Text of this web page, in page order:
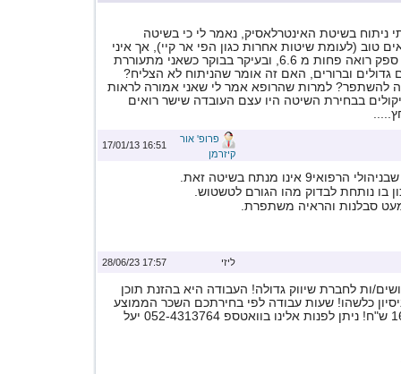
עשיתי ניתוח בשיטת האינטרלאסיק, נאמר לי כי בשיטה
טוב (לעומת שיטות אחרות כגון הפי אר קיי), אך איני
רואה טוב, אני ללא ספק רואה פחות מ 6.6, ובעיקר בבוקר כשאני מתעוררת
גדולים וברורים, האם זה אומר שהניתוח לא הצליח?
להשתפר? למרות שהרופא אמר לי שאני אמורה לראות
בבחירת השיטה היו עצם העובדה שישר רואים
16:51 17/01/13
פרופ' אור
קיזרמן
אינו מנתח בשיטה זאת.
בו נותחת לבדוק מהו הגורם לטשטוש.
סבלנות והראיה משתפרת.
17:57 28/06/23 ליזי
ות לחברת שיווק גדולה! העבודה היא בהזנת תוכן
כלשהו! שעות עבודה לפי בחירתכם השכר הממוצע